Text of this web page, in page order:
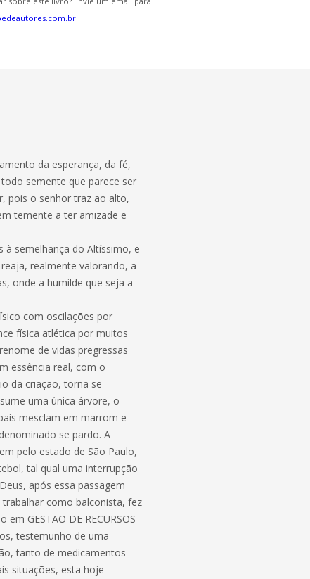
da esperança, da fé,
semente que parece ser
pois o senhor traz ao alto,
temente a ter amizade e
semelhança do Altíssimo, e
realmente valorando, a
onde a humilde que seja a
com oscilações por
física atlética por muitos
de vidas pregressas
essência real, com o
da criação, torna se
uma única árvore, o
mesclam em marrom e
se pardo. A
pelo estado de São Paulo,
tal qual uma interrupção
após essa passagem
trabalhar como balconista, fez
GESTÃO DE RECURSOS
testemunho de uma
tanto de medicamentos
situações, esta hoje